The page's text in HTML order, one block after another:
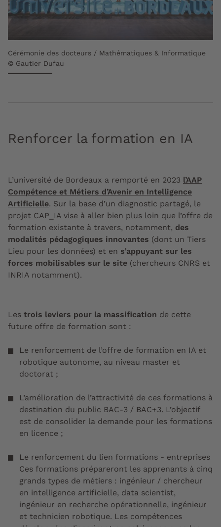
Cérémonie des docteurs / Mathématiques & Informatique
© Gautier Dufau
Renforcer la formation en IA
L’université de Bordeaux a remporté en 2023 l’AAP
Compétence et Métiers d’Avenir en Intelligence
Artificielle. Sur la base d’un diagnostic partagé, le
projet CAP_IA vise à aller bien plus loin que l’offre de
formation existante à travers, notamment, des
modalités pédagogiques innovantes (dont un Tiers
Lieu pour les données) et en s’appuyant sur les
forces mobilisables sur le site (chercheurs CNRS et
INRIA notamment).
Les trois leviers pour la massification de cette
future offre de formation sont :
Le renforcement de l’offre de formation en IA et
robotique autonome, au niveau master et
doctorat ;
L’amélioration de l’attractivité de ces formations à
destination du public BAC-3 / BAC+3. L’objectif
est de consolider la demande pour les formations
en licence ;
Le renforcement du lien formations - entreprises
Ces formations prépareront les apprenants à cinq
grands types de métiers : ingénieur / chercheur
en intelligence artificielle, data scientist,
ingénieur en recherche opérationnelle, ingénieur
et technicien robotique. Les compétences